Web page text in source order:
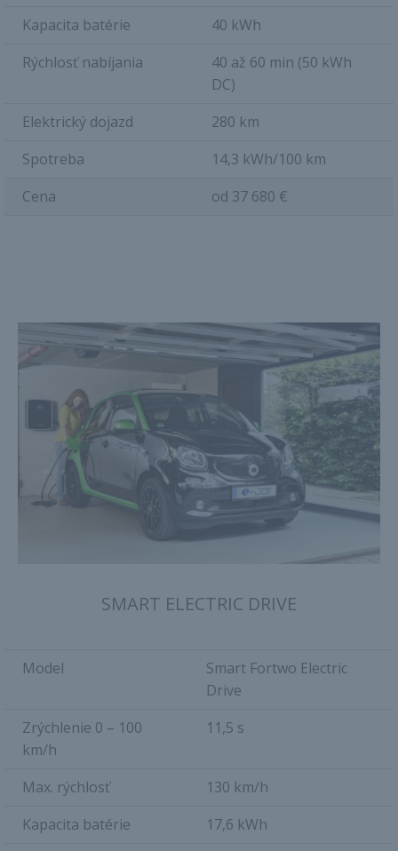
Kapacita batérie
40 kWh
Rýchlosť nabíjania
40 až 60 min (50 kWh
DC)
Elektrický dojazd
280 km
Spotreba
14,3 kWh/100 km
Cena
od 37 680 €
SMART ELECTRIC DRIVE
Model
Smart Fortwo Electric
Drive
Zrýchlenie 0 – 100
km/h
11,5 s
Max. rýchlosť
130 km/h
Kapacita batérie
17,6 kWh